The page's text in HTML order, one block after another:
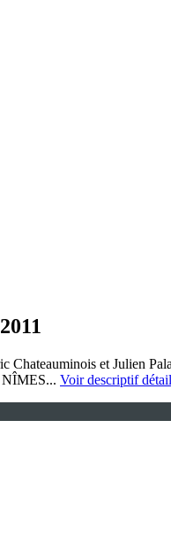
et Julien
NÎMES... Voir descriptif